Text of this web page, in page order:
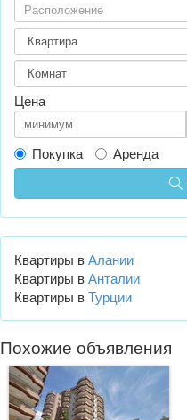
Расположение
Цена
Покупка
Аренда
Квартиры в Алании
Квартиры в Анталии
Квартиры в Турции
Похожие объявления